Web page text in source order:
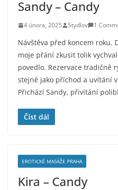
Sandy – Candy
4 února, 2025 Stydlov 1
Návštěva před koncem roku.
moje přání zkusit tolik
povedlo. Rezervace tradičně
stejně jako příchod a uvítání
Přichází Sandy, přivítání
Číst dál
EROTICKÉ MASÁŽE PRAHA
Kira – Candy